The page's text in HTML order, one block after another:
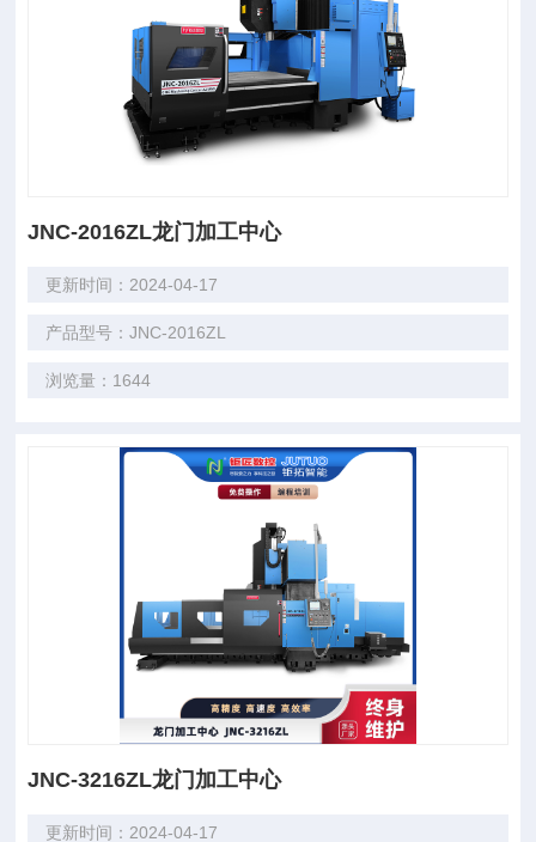
JNC-2016ZL龙门加工中心
更新时间：2024-04-17
产品型号：JNC-2016ZL
浏览量：1644
JNC-3216ZL龙门加工中心
更新时间：2024-04-17